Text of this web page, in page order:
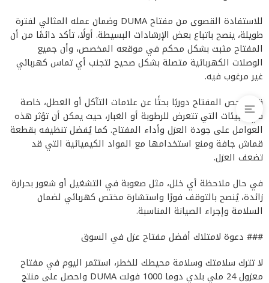
للاستفادة القصوى من مفتاح DUMA وضمان عمله المثالي لفترة
طويلة، ينصح باتباع بعض الإرشادات البسيطة. أولًا، تأكد دائمًا من أن
المفتاح مثبت بشكل محكم في موقعه المخصص، وأن جميع
الوصلات الكهربائية متصلة بشكل صحيح لتجنب أي تماس كهربائي
غير مرغوب فيه.
قم بفحص المفتاح دوريًا بحثًا عن علامات التآكل أو العطل، خاصة
في البيئات التي تتعرض للرطوبة أو الغبار، حيث يمكن أن تؤثر هذه
العوامل على جودة العزل وأداء المفتاح. كما يُفضل تنظيفه بقطعة
قماش جافة ومنع استخدامها مع المواد الكيميائية التي قد
تضعف العزل.
في حال ملاحظة أي خلل، مثل صعوبة في التشغيل أو شعور بحرارة
زائدة، يُنصح بالتوقف فورًا واستشارة مختص كهربائي لضمان
السلامة وإجراء الصيانة المناسبة.
### دعوة لامتلاك أفضل مفتاح عزل في السوق
لا تترك سلامتك وسلامة محيطك للخطر، استثمر اليوم في مفتاح
معزول 24 ملي بلدي دوما 1000 فولت DUMA واحصل على منتج